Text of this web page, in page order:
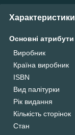
Характеристики
Основні атрибути
Виробник
Країна виробник
ISBN
Вид палітурки
Рік видання
Кількість сторінок
Стан